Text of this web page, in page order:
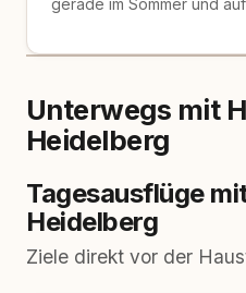
Unterwegs mit
Heidelberg
Tagesausflüge
Heidelberg
Ziele direkt vor der